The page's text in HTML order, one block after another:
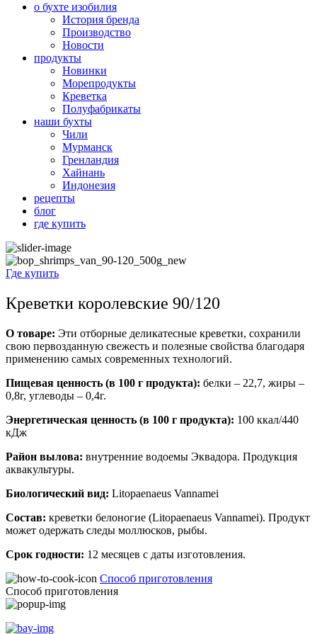
о бухте изобилия
История бренда
Производство
Новости
продукты
Новинки
Морепродукты
Креветка
Полуфабрикаты
наши бухты
Чили
Мурманск
Гренландия
Хайнань
Индонезия
рецепты
блог
где купить
Где купить
Креветки королевские 90/120
О товаре: Эти отборные деликатесные креветки, сохранили
свою первозданную свежесть и полезные свойства благодаря
применению самых современных технологий.
Пищевая ценность (в 100 г продукта): белки – 22,7, жиры –
0,8г, углеводы – 0,4г.
Энергетическая ценность (в 100 г продукта): 100 ккал/440
кДж
Район вылова: внутренние водоемы Эквадора. Продукция
аквакультуры.
Биологический вид: Litopaenaeus Vannamei
Состав: креветки белоногие (Litopaenaeus Vannamei). Продукт
может одержать следы моллюсков, рыбы.
Срок годности: 12 месяцев с даты изготовления.
Способ приготовления
Способ приготовления